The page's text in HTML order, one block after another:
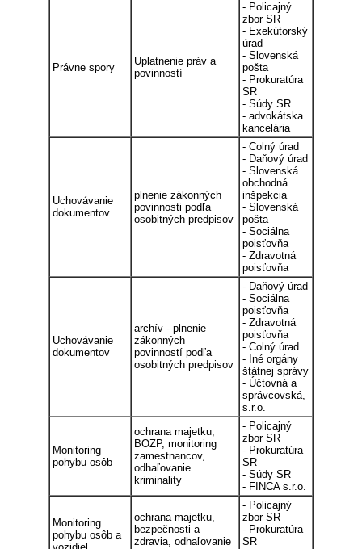
Právne spory
Uplatnenie práv a
povinností
- Policajný
zbor SR
- Exekútorský
úrad
- Slovenská
pošta
- Prokuratúra
SR
- Súdy SR
- advokátska
kancelária
Uchovávanie
dokumentov
plnenie zákonných
povinnosti podľa
osobitných predpisov
- Colný úrad
- Daňový úrad
- Slovenská
obchodná
inšpekcia
- Slovenská
pošta
- Sociálna
poisťovňa
- Zdravotná
poisťovňa
Uchovávanie
dokumentov
archív - plnenie
zákonných
povinností podľa
osobitných predpisov
- Daňový úrad
- Sociálna
poisťovňa
- Zdravotná
poisťovňa
- Colný úrad
- Iné orgány
štátnej správy
- Účtovná a
správcovská,
s.r.o.
Monitoring
pohybu osôb
ochrana majetku,
BOZP, monitoring
zamestnancov,
odhaľovanie
kriminality
- Policajný
zbor SR
- Prokuratúra
SR
- Súdy SR
- FINCA s.r.o.
Monitoring
pohybu osôb a
ochrana majetku,
bezpečnosti a
zdravia, odhaľovanie
- Policajný
zbor SR
- Prokuratúra
SR